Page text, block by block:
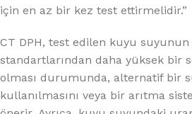
için en az bir kez test ettirmelidir.”
CT DPH, test edilen kuyu
standartlarından daha yüksek bir
olması durumunda, alternatif bir
kullanılmasını veya bir arıtma